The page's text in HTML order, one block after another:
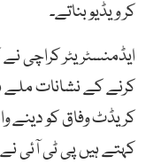
کر ویڈیو بناتے۔
ایڈمنسٹریٹر کراچی
کرنے کے نشانات ملے
کریڈٹ وفاق کو دینے
کہتے ہیں پی ٹی آئی